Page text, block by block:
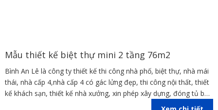
Mẫu thiết kế biệt thự mini 2 tầng 76m2
Bình An Lê là công ty thiết kế thi công nhà phố, biệt thự, nhà mái
thái, nhà cấp 4,nhà cấp 4 có gác lửng đẹp, thi công nội thất, thiết
kế khách sạn, thiết kế nhà xưởng, xin phép xây dựng, đóng tủ bếp
trên địa bàn các tỉnh Đồng Nai, Bình Dương, TP Hồ Chí Minh,